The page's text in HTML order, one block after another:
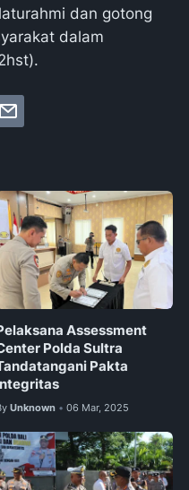
dan gotong
dalam
Assessment
Polda Sultra
Pakta
Unknown • 06 Mar, 2025